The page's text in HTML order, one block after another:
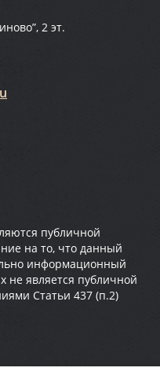
2 эт.
публичной
на то, что данный
информационный
не является публичной
Статьи 437 (п.2)